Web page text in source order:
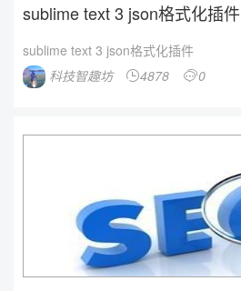
sublime text 3 json格式化插件
sublime text 3 json格式化插件
科技智趣坊
4878 0